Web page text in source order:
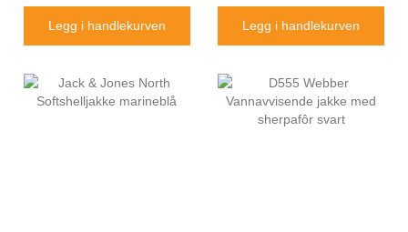
Legg i handlekurven Legg i handlekurven